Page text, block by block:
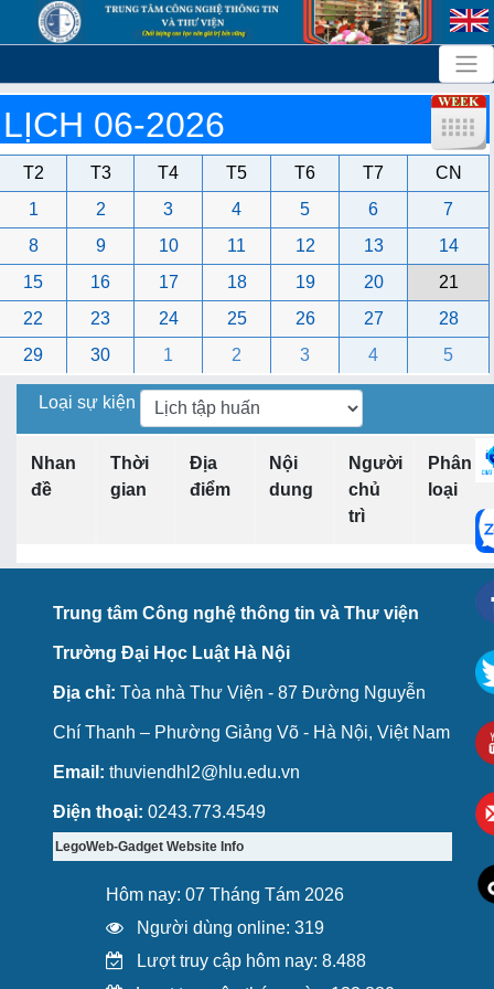
LỊCH 06-2026
T2 T3 T4 T5 T6 T7
CN
1
2 3 4 5 6
7
8
9 10 11 12 13
14
15
16 17 18 19 20
21
22
23 24 25 26 27
28
29
30 1 2 3 4 5
Loại sự kiện
Nhan
đề
Thời
gian
Địa
điểm
Nội
dung
Người
chủ
trì
Phân
loại
Trung tâm Công nghệ thông tin và Thư viện
Trường Đại Học Luật Hà Nội
Địa chỉ: Tòa nhà Thư Viện - 87 Đường Nguyễn
Chí Thanh – Phường Giảng Võ - Hà Nội, Việt Nam
Email: thuviendhl2@hlu.edu.vn
Điện thoại: 0243.773.4549
LegoWeb-Gadget Website Info
Hôm nay: 07 Tháng Tám 2026
Người dùng online: 319
Lượt truy cập hôm nay: 8.488